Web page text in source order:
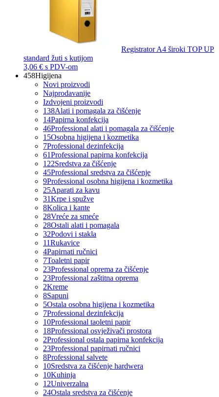
Registrator A4 široki TOP UP
standard žuti s kutijom
3,06 € s PDV-om
458Higijena
Novi proizvodi
Najprodavanije
Izdvojeni proizvodi
138Alati i pomagala za čišćenje
14Papirna konfekcija
46Professional alati i pomagala za čišćenje
15Osobna higijena i kozmetika
7Professional dezinfekcija
61Professional papirna konfekcija
122Sredstva za čišćenje
45Professional sredstva za čišćenje
9Professional osobna higijena i kozmetika
25Aparati za kavu
31Krpe i spužve
8Kolica i kante
28Vreće za smeće
28Ostali alati i pomagala
32Podovi i stakla
11Rukavice
4Papirnati ručnici
7Toaletni papir
23Professional oprema za čišćenje
23Professional zaštitna oprema
2Kreme
8Sapuni
5Ostala osobna higijena i kozmetika
7Professional dezinfekcija
10Professional taoletni papir
18Professional osvježivači prostora
2Professional ostala papirna konfekcija
23Professional papirnati ručnici
8Professional salvete
10Sredstva za čišćenje hardwera
10Kuhinja
12Univerzalna
24Ostala sredstva za čišćenje